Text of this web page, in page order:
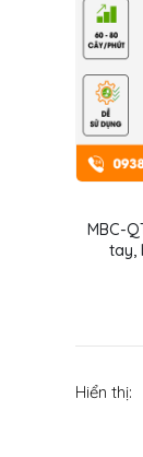
MBC-
tay,
Hiển thị: